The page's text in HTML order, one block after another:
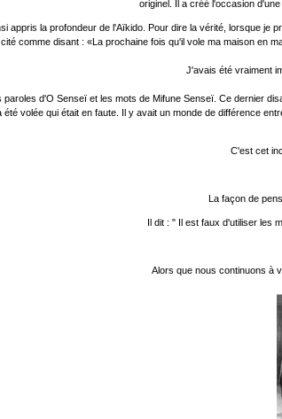
originel. Il a créé l'occasion
appris la profondeur de l'Aïkido. Pour dire la vérité, lorsque
comme disant : «La prochaine fois qu'il vole ma maison en
J'avais été vraiment
d'O Senseï et les mots de Mifune Senseï. Ce dernier
volée qui était en faute. Il y avait un monde de différence
C'est cet
La façon de
Il dit : " Il est faux d'utiliser les
Alors que nous continuons à